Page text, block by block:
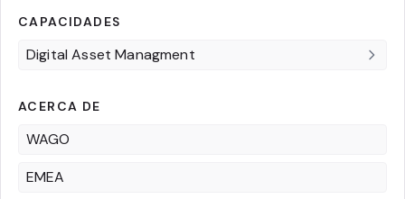
CAPACIDADES
Digital Asset Managment
ACERCA DE
WAGO
EMEA